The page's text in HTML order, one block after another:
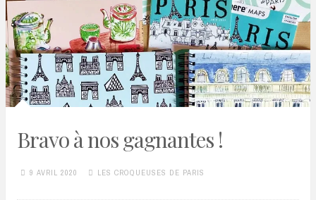
Bravo à nos gagnantes !
9 AVRIL 2020 LES CROQUEUSES DE PARIS